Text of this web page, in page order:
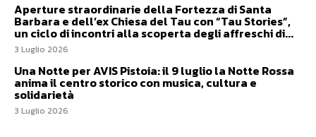
Aperture straordinarie della Fortezza di Santa
Barbara e dell’ex Chiesa del Tau con “Tau Stories”,
un ciclo di incontri alla scoperta degli affreschi di...
3 Luglio 2026
Una Notte per AVIS Pistoia: il 9 luglio la Notte Rossa
anima il centro storico con musica, cultura e
solidarietà
3 Luglio 2026